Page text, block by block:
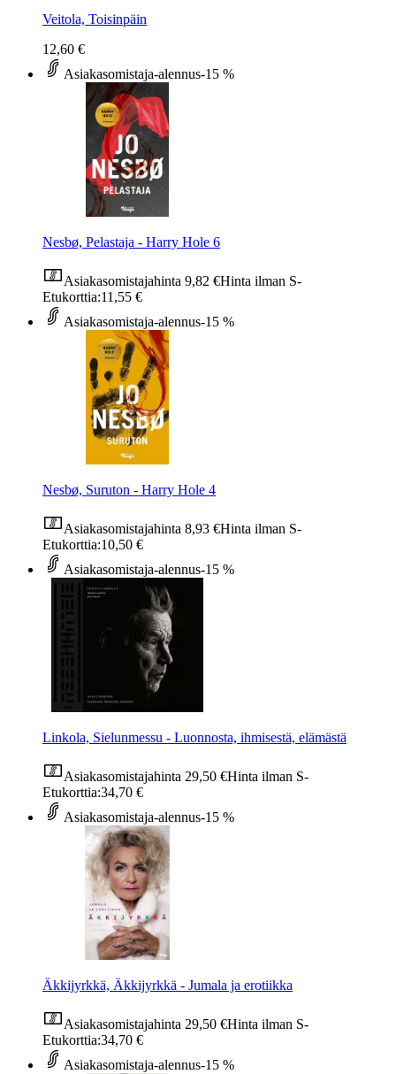
Veitola, Toisinpäin
12,60 €
Asiakasomistaja-alennus-15 %
Nesbø, Pelastaja - Harry Hole 6
Asiakasomistajahinta 9,82 €Hinta ilman S-
Etukorttia:11,55 €
Asiakasomistaja-alennus-15 %
Nesbø, Suruton - Harry Hole 4
Asiakasomistajahinta 8,93 €Hinta ilman S-
Etukorttia:10,50 €
Asiakasomistaja-alennus-15 %
Linkola, Sielunmessu - Luonnosta, ihmisestä, elämästä
Asiakasomistajahinta 29,50 €Hinta ilman S-
Etukorttia:34,70 €
Asiakasomistaja-alennus-15 %
Äkkijyrkkä, Äkkijyrkkä - Jumala ja erotiikka
Asiakasomistajahinta 29,50 €Hinta ilman S-
Etukorttia:34,70 €
Asiakasomistaja-alennus-15 %